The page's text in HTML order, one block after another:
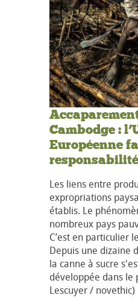
Cambodge :
Européenne
Les liens entre
expropriations
établis. Le
nombreux pays
C’est en particulier
Depuis une dizaine
la canne à sucre
développée dans le
Lescuyer / novethic)